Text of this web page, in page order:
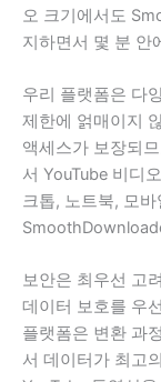
오 크기에서도
지하면서 몇 분 안
우리 플랫폼은 다
제한에 얽매이지
액세스가 보장되
서 YouTube 비디
크톱, 노트북, 모
보안은 최우선 고
데이터 보호를 우
플랫폼은 변환 과
서 데이터가 최고